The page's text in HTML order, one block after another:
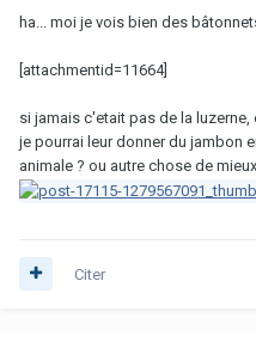
ha... moi je vois bien des
[attachmentid=11664]
si jamais c'etait pas de la luzerne,
je pourrai leur donner du jambon
animale ? ou autre chose de
Citer